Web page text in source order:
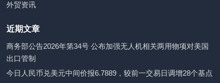
外贸资讯
近期文章
商务部公告2026年第34号 公布加强无人机相关两用物项对美国
出口管制
今日人民币兑美元中间价报6.7889，较前一交易日调增28个基点